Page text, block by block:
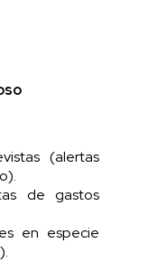
(alertas
de gastos
en especie